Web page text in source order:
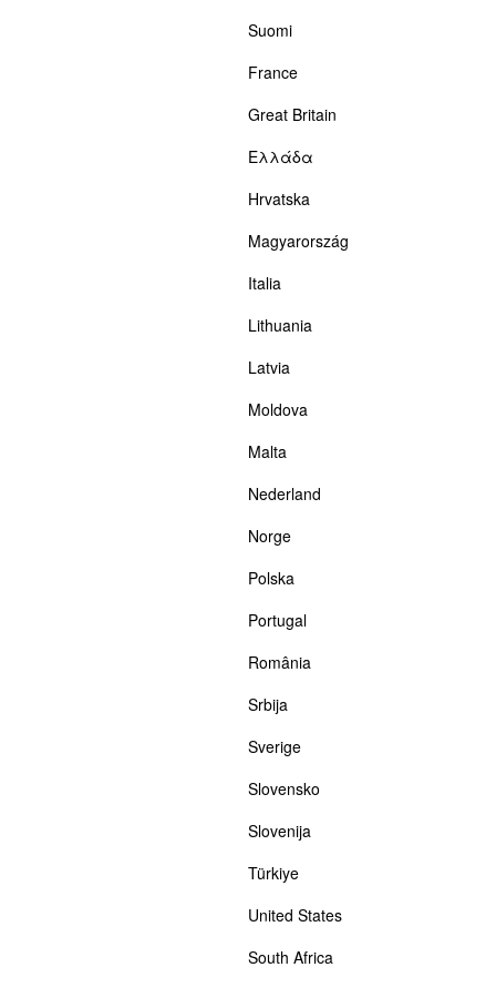
Suomi
France
Great Britain
Ελλάδα
Hrvatska
Magyarország
Italia
Lithuania
Latvia
Moldova
Malta
Nederland
Norge
Polska
Portugal
România
Srbija
Sverige
Slovensko
Slovenija
Türkiye
United States
South Africa